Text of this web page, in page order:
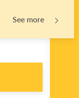
See more